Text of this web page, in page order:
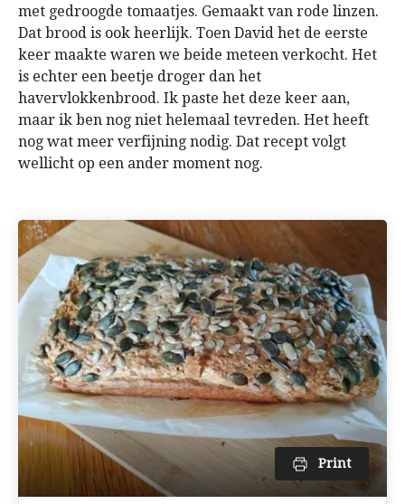
met gedroogde tomaatjes. Gemaakt van rode linzen.
Dat brood is ook heerlijk. Toen David het de eerste
keer maakte waren we beide meteen verkocht. Het
is echter een beetje droger dan het
havervlokkenbrood. Ik paste het deze keer aan,
maar ik ben nog niet helemaal tevreden. Het heeft
nog wat meer verfijning nodig. Dat recept volgt
wellicht op een ander moment nog.
Print